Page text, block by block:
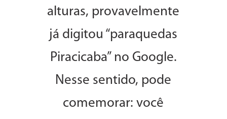
alturas, provavelmente
já digitou “paraquedas
Piracicaba” no Google.
Nesse sentido, pode
comemorar: você